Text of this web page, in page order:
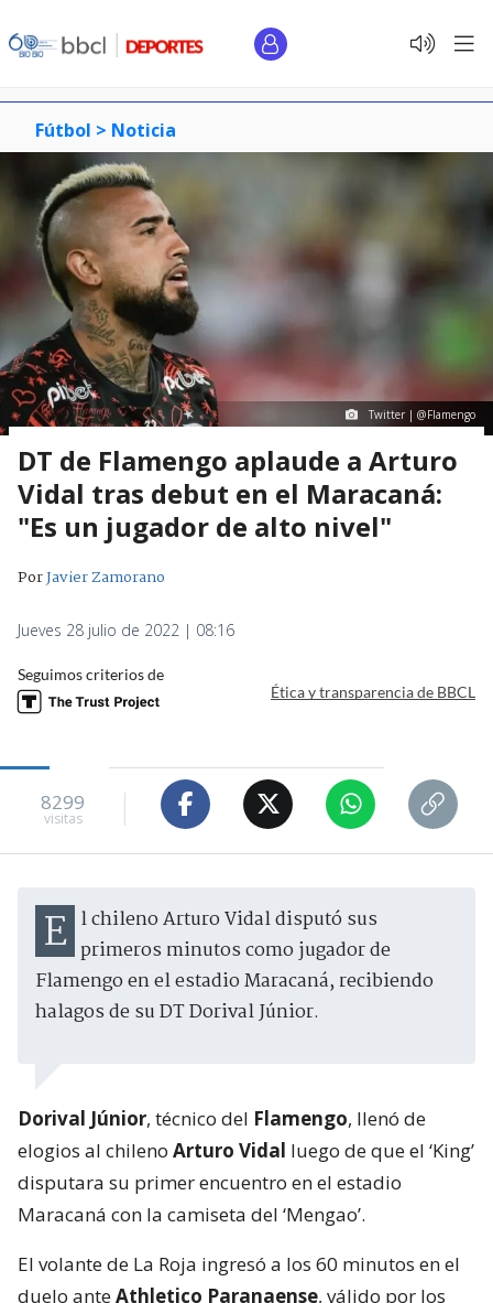
Fútbol > Noticia
Twitter | @Flamengo
DT de Flamengo aplaude a Arturo
Vidal tras debut en el Maracaná:
"Es un jugador de alto nivel"
PorJavier Zamorano
Jueves 28 julio de 2022 | 08:16
Seguimos criterios de
Ética y transparencia de BBCL
8299
visitas
El chileno Arturo Vidal disputó sus primeros minutos como jugador de
Flamengo en el estadio Maracaná, recibiendo
halagos de su DT Dorival Júnior.
Dorival Júnior, técnico del Flamengo, llenó de
elogios al chileno Arturo Vidal luego de que el ‘King’
disputara su primer encuentro en el estadio
Maracaná con la camiseta del ‘Mengao’.
El volante de La Roja ingresó a los 60 minutos en el
duelo anteAthletico Paranaense, válido por los